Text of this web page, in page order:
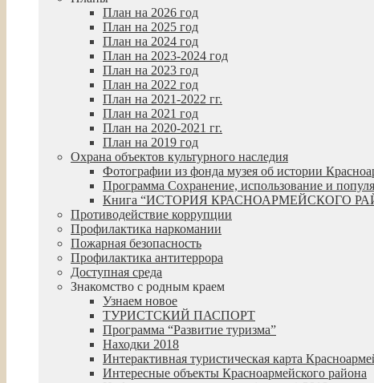
План на 2026 год
План на 2025 год
План на 2024 год
План на 2023-2024 год
План на 2023 год
План на 2022 год
План на 2021-2022 гг.
План на 2021 год
План на 2020-2021 гг.
План на 2019 год
Охрана объектов культурного наследия
Фотографии из фонда музея об истории
Программа Сохранение, использование и
Книга “ИСТОРИЯ КРАСНОАРМЕЙСКОГО
Противодействие коррупции
Профилактика наркомании
Пожарная безопасность
Профилактика антитеррора
Доступная среда
Знакомство с родным краем
Узнаем новое
ТУРИСТСКИЙ ПАСПОРТ
Программа “Развитие туризма”
Находки 2018
Интерактивная туристическая карта
Интересные объекты Красноармейского района